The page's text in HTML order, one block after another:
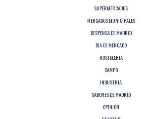
SUPERMERCADOS
MERCADOS MUNICIPALES
DESPENSA DE MADRID
DIA DE MERCADO
HOSTELERIA
CAMPO
INDUSTRIA
SABORES DE MADRID
OPINION